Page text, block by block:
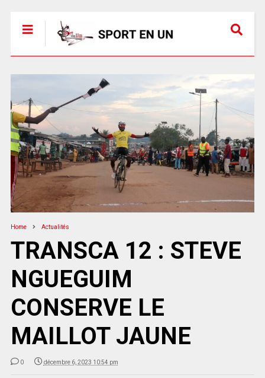
Home Actualités
TRANSCA 12 : STEVE
NGUEGUIM
CONSERVE LE
MAILLOT JAUNE
0 décembre 6, 2023 10:54 pm